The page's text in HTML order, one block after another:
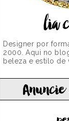
lia
Designer por
2000. Aqui no
beleza e estilo de